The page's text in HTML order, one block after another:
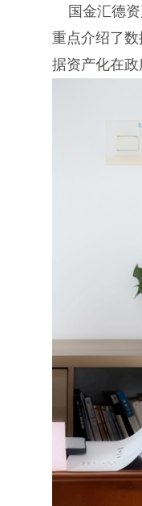
国金汇德资
重点介绍了
据资产化在政